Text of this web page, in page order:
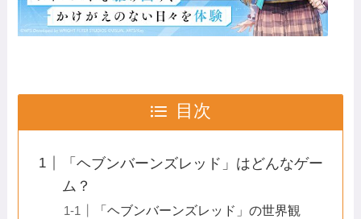
目次
「ヘブンバーンズレッド」はどんなゲー
ム？
「ヘブンバーンズレッド」の世界観